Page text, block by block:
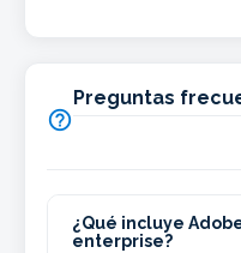

Preguntas
¿Qué incluye
enterprise?